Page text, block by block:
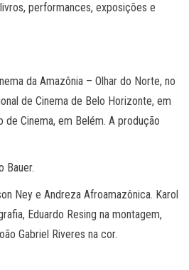
performances, exposições e
da Amazônia – Olhar do Norte, no
de Cinema de Belo Horizonte, em
de Cinema, em Belém. A produção
Bauer.
Ney e Andreza Afroamazônica. Karol
Eduardo Resing na montagem,
Gabriel Riveres na cor.